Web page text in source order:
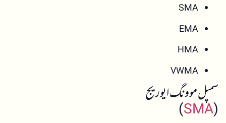
SMA
EMA
HMA
VWMA
سمپل موونگ ایوریج
(
SMA
)